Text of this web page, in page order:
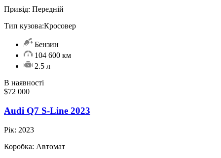
Привід: Передній
Тип кузова:Кросовер
Бензин
104 600 км
2.5 л
В наявності
$72 000
Audi Q7 S-Line 2023
Рік: 2023
Коробка: Автомат